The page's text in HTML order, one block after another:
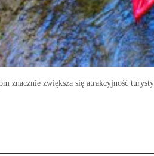
znacznie zwiększa się atrakcyjność